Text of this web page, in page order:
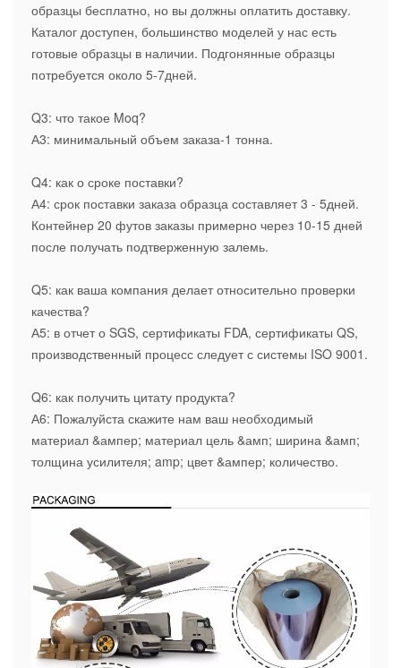
образцы бесплатно, но вы должны оплатить доставку.
Каталог доступен, большинство моделей у нас есть
готовые образцы в наличии. Подгонянные образцы
потребуется около 5-7дней.
Q3: что такое Moq?
А3: минимальный объем заказа-1 тонна.
Q4: как о сроке поставки?
А4: срок поставки заказа образца составляет 3 - 5дней.
Контейнер 20 футов заказы примерно через 10-15 дней
после получать подтверженную залемь.
Q5: как ваша компания делает относительно проверки
качества?
А5: в отчет о SGS, сертификаты FDA, сертификаты QS,
производственный процесс следует с системы ISO 9001.
Q6: как получить цитату продукта?
А6: Пожалуйста скажите нам ваш необходимый
материал &ампер; материал цель &амп; ширина &амп;
толщина усилителя; amp; цвет &ампер; количество.